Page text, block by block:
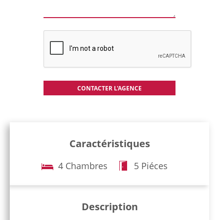
Caractéristiques
4 Chambres 5 Piéces
Description